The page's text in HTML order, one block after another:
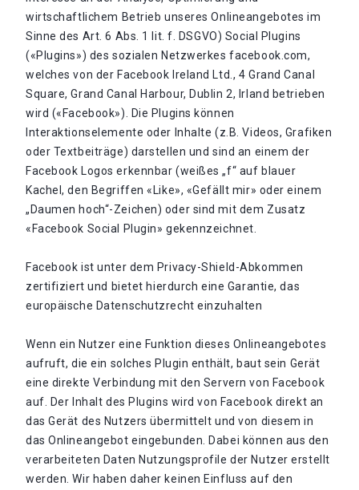
wirtschaftlichem Betrieb unseres Onlineangebotes im
Sinne des Art. 6 Abs. 1 lit. f. DSGVO) Social Plugins
(«Plugins») des sozialen Netzwerkes facebook.com,
welches von der Facebook Ireland Ltd., 4 Grand Canal
Square, Grand Canal Harbour, Dublin 2, Irland betrieben
wird («Facebook»). Die Plugins können
Interaktionselemente oder Inhalte (z.B. Videos, Grafiken
oder Textbeiträge) darstellen und sind an einem der
Facebook Logos erkennbar (weißes „f“ auf blauer
Kachel, den Begriffen «Like», «Gefällt mir» oder einem
„Daumen hoch“-Zeichen) oder sind mit dem Zusatz
«Facebook Social Plugin» gekennzeichnet.
Facebook ist unter dem Privacy-Shield-Abkommen
zertifiziert und bietet hierdurch eine Garantie, das
europäische Datenschutzrecht einzuhalten
Wenn ein Nutzer eine Funktion dieses Onlineangebotes
aufruft, die ein solches Plugin enthält, baut sein Gerät
eine direkte Verbindung mit den Servern von Facebook
auf. Der Inhalt des Plugins wird von Facebook direkt an
das Gerät des Nutzers übermittelt und von diesem in
das Onlineangebot eingebunden. Dabei können aus den
verarbeiteten Daten Nutzungsprofile der Nutzer erstellt
werden. Wir haben daher keinen Einfluss auf den